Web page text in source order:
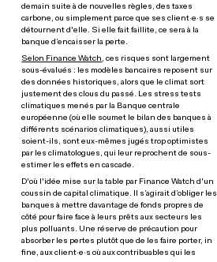
demain suite à de nouvelles règles, des taxes
carbone, ou simplement parce que ses client·e·s se
détournent d'elle. Si elle fait faillite, ce sera à la
banque d’encaisser la perte.
Selon Finance Watch, ces risques sont largement
sous-évalués : les modèles bancaires reposent sur
des données historiques, alors que le climat sort
justement des clous du passé. Les stress tests
climatiques menés par la Banque centrale
européenne (où elle soumet le bilan des banques à
différents scénarios climatiques), aussi utiles
soient-ils, sont eux-mêmes jugés trop optimistes
par les climatologues, qui leur reprochent de sous-
estimer les effets en cascade.
D'où l'idée mise sur la table par Finance Watch d'un
coussin de capital climatique. Il s’agirait d’obliger les
banques à mettre davantage de fonds propres de
côté pour faire face à leurs prêts aux secteurs les
plus polluants. Une réserve de précaution pour
absorber les pertes plutôt que de les faire porter, in
fine, aux client·e·s où aux contribuables qui les